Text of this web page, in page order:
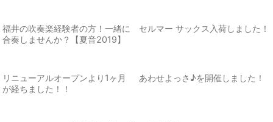
福井の吹奏楽経験者の方！一緒に
合奏しませんか？【夏音2019】
セルマー サックス入荷しました！
リニューアルオープンより1ヶ月
が経ちました！！
あわせよっさ♪を開催しました！